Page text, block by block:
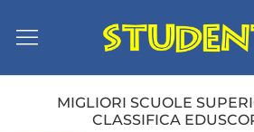
MIGLIORI SCUOLE
CLASSIFICA